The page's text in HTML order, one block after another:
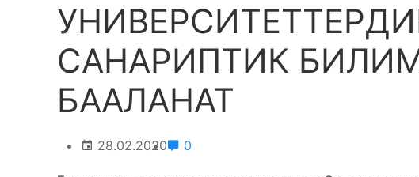
САНАРИПТИК
БААЛАНАТ
28.02.2020 0